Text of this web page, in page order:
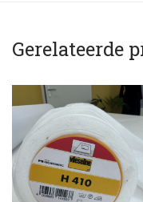
Gerelateerde